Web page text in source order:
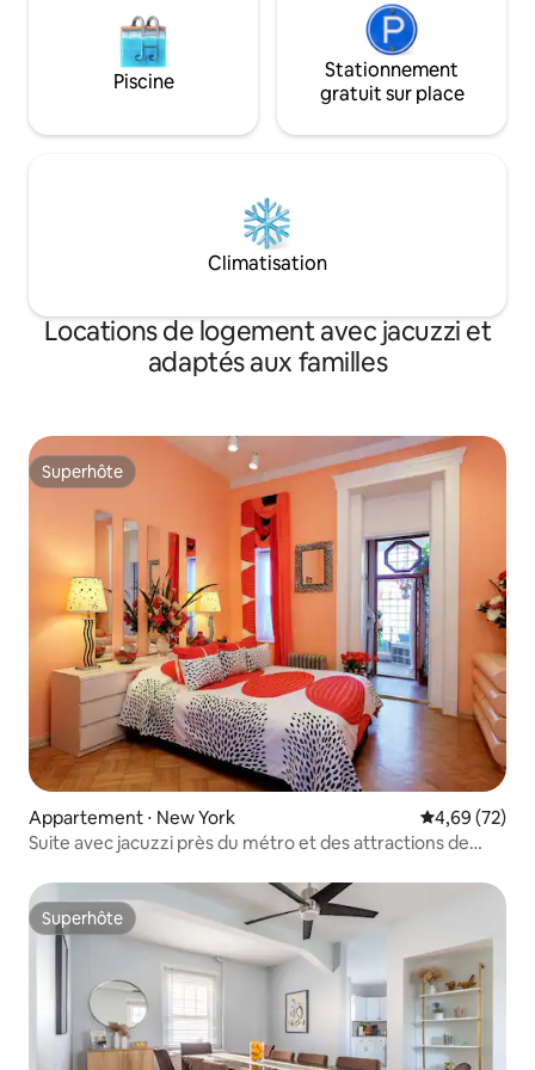
Piscine
Stationnement
gratuit sur place
Climatisation
Locations de logement avec jacuzzi et
adaptés aux familles
Superhôte
Superhôte
Appartement ⋅ New York Évaluation
4,69 (72)
Suite avec jacuzzi près du métro et des attractions de
Superhôte
Superhôte